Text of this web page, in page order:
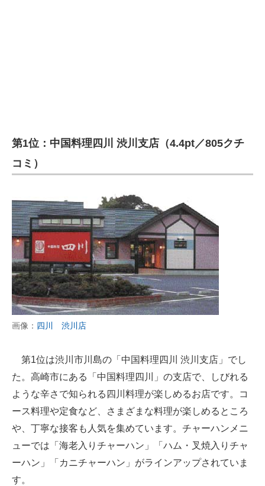
第1位：中国料理四川 渋川支店（4.4pt／805クチ
コミ）
画像： 四川 渋川店
第1位は渋川市川島の「中国料理四川 渋川支店」でし
た。高崎市にある「中国料理四川」の支店で、しびれる
ような辛さで知られる四川料理が楽しめるお店です。コ
ース料理や定食など、さまざまな料理が楽しめるところ
や、丁寧な接客も人気を集めています。チャーハンメニ
ューでは「海老入りチャーハン」「ハム・叉焼入りチャ
ーハン」「カニチャーハン」がラインアップされていま
す。